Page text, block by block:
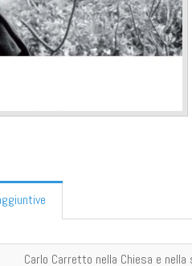
Carlo Carretto nella Chiesa e